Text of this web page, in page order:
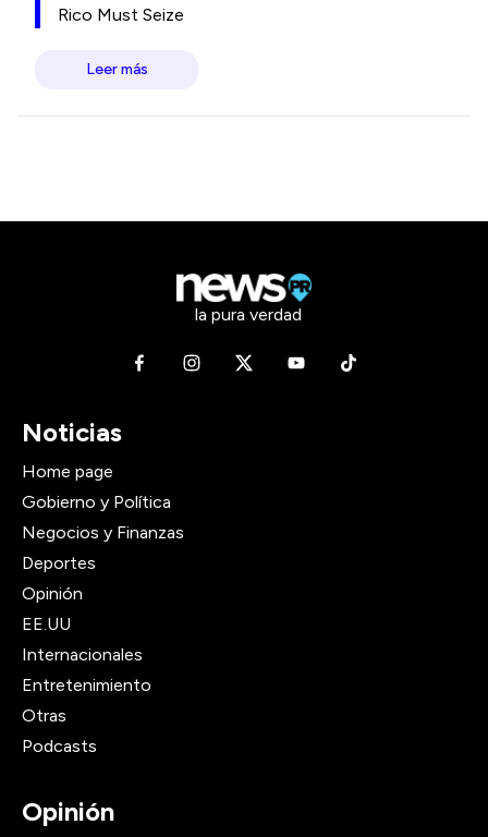
Rico Must Seize
Leer más
la pura verdad
Noticias
Home page
Gobierno y Política
Negocios y Finanzas
Deportes
Opinión
EE.UU
Internacionales
Entretenimiento
Otras
Podcasts
Opinión